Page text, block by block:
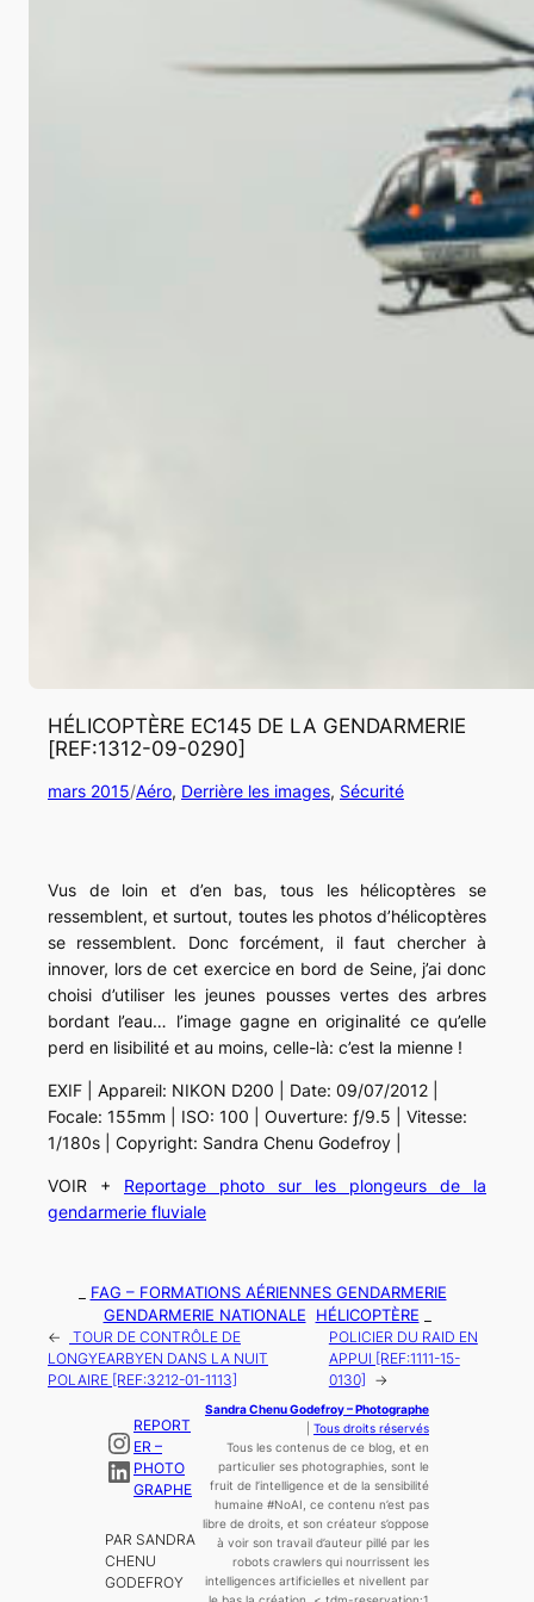
HÉLICOPTÈRE EC145 DE LA GENDARMERIE
[REF:1312-09-0290]
mars 2015/Aéro, Derrière les images, Sécurité
Vus de loin et d’en bas, tous les hélicoptères se
ressemblent, et surtout, toutes les photos d’hélicoptères
se ressemblent. Donc forcément, il faut chercher à
innover, lors de cet exercice en bord de Seine, j’ai donc
choisi d’utiliser les jeunes pousses vertes des arbres
bordant l’eau… l’image gagne en originalité ce qu’elle
perd en lisibilité et au moins, celle-là: c’est la mienne !
EXIF | Appareil: NIKON D200 | Date: 09/07/2012 |
Focale: 155mm | ISO: 100 | Ouverture: ƒ/9.5 | Vitesse:
1/180s | Copyright: Sandra Chenu Godefroy |
VOIR + Reportage photo sur les plongeurs de la
gendarmerie fluviale
FAG – FORMATIONS AÉRIENNES GENDARMERIE
GENDARMERIE NATIONALE
HÉLICOPTÈRE
←
TOUR DE CONTRÔLE DE
LONGYEARBYEN DANS LA NUIT
POLAIRE [REF:3212-01-1113]
POLICIER DU RAID EN
APPUI [REF:1111-15-
0130] →
Instagram
LinkedIn
REPORT
ER –
PHOTO
GRAPHE
PAR SANDRA
CHENU
GODEFROY
Sandra Chenu Godefroy – Photographe
Tous droits réservés
Tous les contenus de ce blog, et en
particulier ses photographies, sont le
fruit de l’intelligenceet de la sensibilité
humaine#NoAI, ce contenu n’est pas
libre de droits, et son créateur s’oppose
à voir son travail d’auteur pillé par les
robots crawlers qui nourrissent les
intelligences artificielles et nivellent par